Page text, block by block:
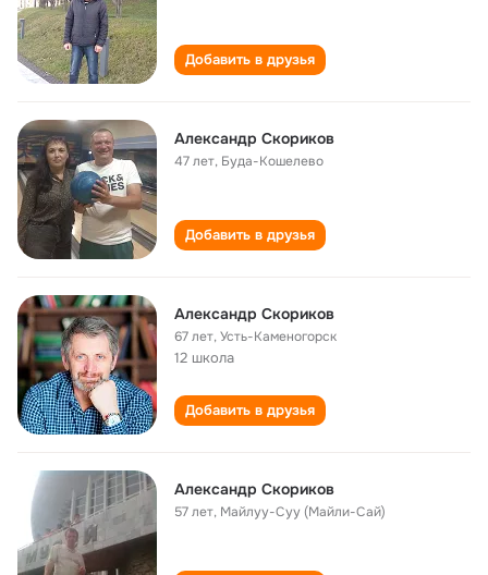
Добавить в друзья
Александр Скориков
47 лет, Буда-Кошелево
Добавить в друзья
Александр Скориков
67 лет,Усть-Каменогорск
12 школа
Добавить в друзья
Александр Скориков
57 лет, Майлуу-Суу (Майли-Сай)